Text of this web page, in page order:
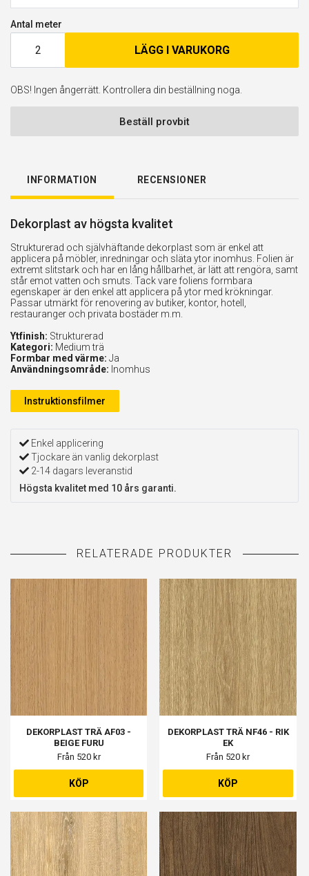
Antal meter
LÄGG I VARUKORG
OBS! Ingen ångerrätt. Kontrollera din beställning noga.
Beställ provbit
INFORMATION RECENSIONER
Dekorplast av högsta kvalitet
Strukturerad och självhäftande dekorplast som är enkel att
applicera på möbler, inredningar och släta ytor inomhus. Folien är
extremt slitstark och har en lång hållbarhet, är lätt att rengöra, samt
står emot vatten och smuts. Tack vare foliens formbara
egenskaper är den enkel att applicera på ytor med krökningar.
Passar utmärkt för renovering av butiker, kontor, hotell,
restauranger och privata bostäder m.m.
Ytfinish: Strukturerad
Kategori: Medium trä
Formbar med värme: Ja
Användningsområde: Inomhus
Instruktionsfilmer
Enkel applicering
Tjockare än vanlig dekorplast
2-14 dagars leveranstid
Högsta kvalitet med 10 års garanti.
DEKORPLAST TRÄ AF03 -
BEIGE FURU
Från 520 kr
KÖP
DEKORPLAST TRÄ NF46 - RIK
EK
Från 520 kr
KÖP